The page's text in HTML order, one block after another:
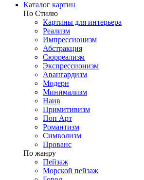
Каталог картин
По Стилю
Картины для интерьера
Реализм
Импрессионизм
Абстракция
Сюрреализм
Экспрессионизм
Авангардизм
Модерн
Минимализм
Наив
Примитивизм
Поп Арт
Романтизм
Символизм
Прованс
По жанру
Пейзаж
Морской пейзаж